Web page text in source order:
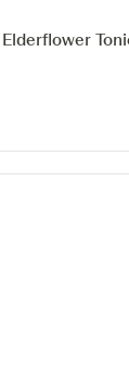
Elderflower